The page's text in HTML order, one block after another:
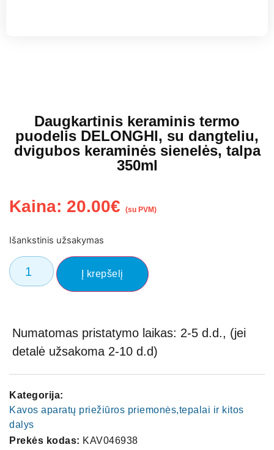
Daugkartinis keraminis termo
puodelis DELONGHI, su dangteliu,
dvigubos keraminės sienelės, talpa
350ml
Kaina: 20.00€ (su PVM)
Išankstinis užsakymas
Į krepšelį
Numatomas pristatymo laikas: 2-5 d.d., (jei
detalė užsakoma 2-10 d.d)
Kategorija:
Kavos aparatų priežiūros priemonės,tepalai ir kitos
dalys
Prekės kodas: KAV046938